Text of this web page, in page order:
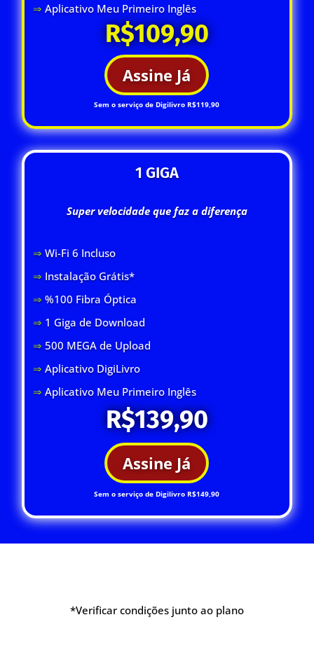
⇒Aplicativo Meu Primeiro Inglês
R$109,90
Assine Já
Sem o serviço de Digilivro R$119,90
1 GIGA
Super velocidade que faz a diferença
⇒ Wi-Fi 6 Incluso
⇒ Instalação Grátis*
⇒ %100 Fibra Óptica
⇒ 1 Giga de Download
⇒ 500 MEGA de Upload
⇒Aplicativo DigiLivro
⇒Aplicativo Meu Primeiro Inglês
R$139,90
Assine Já
Sem o serviço de Digilivro R$149,90
*Verificar condições junto ao plano